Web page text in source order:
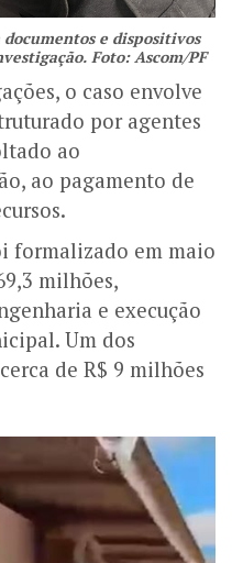
e dispositivos
Foto: Ascom/PF
o caso envolve
por agentes
ao
ao pagamento de
formalizado em maio
milhões,
e execução
Um dos
de R$ 9 milhões